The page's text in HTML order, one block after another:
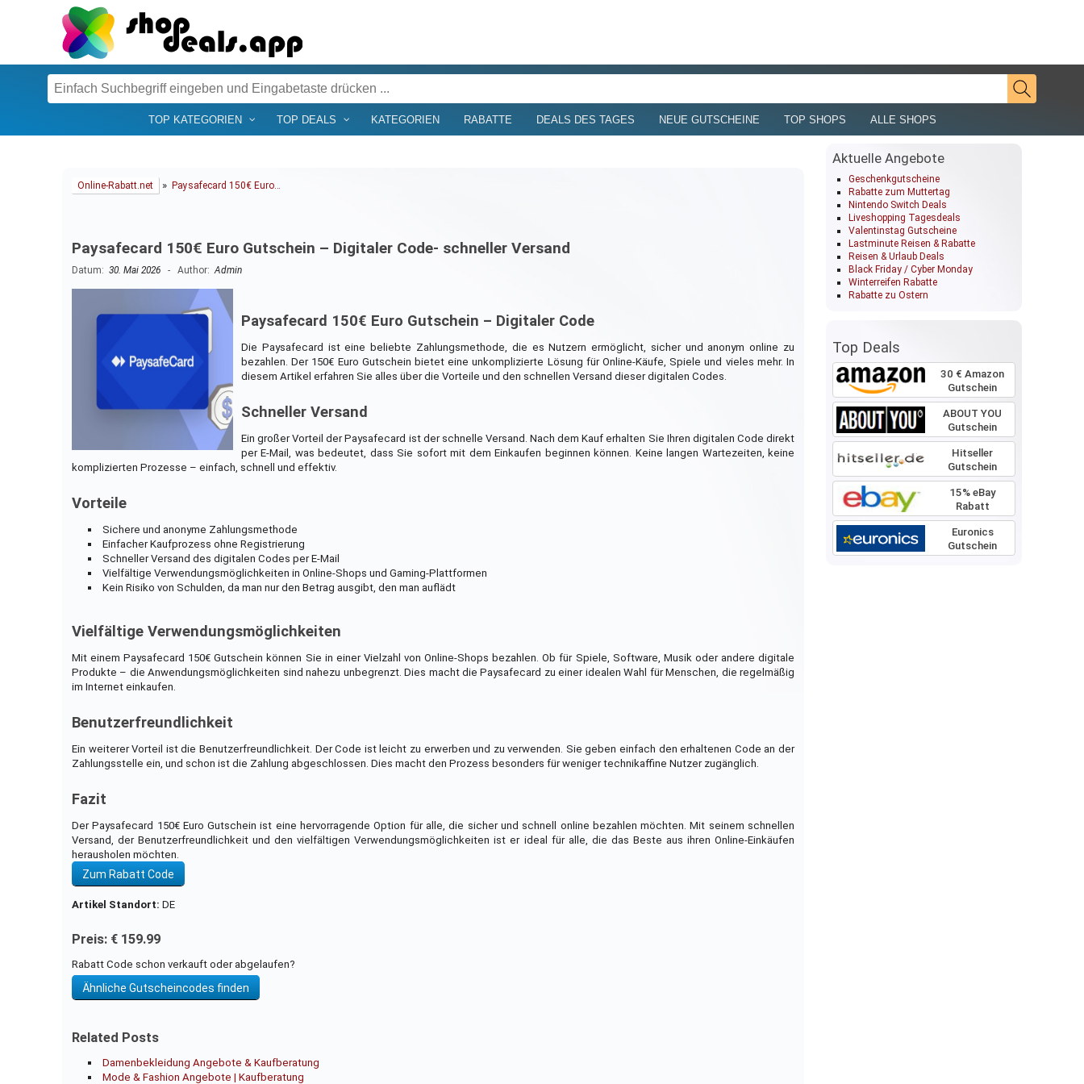
TOP KATEGORIEN TOP DEALS KATEGORIEN RABATTE DEALS DES TAGES NEUE GUTSCHEINE TOP SHOPS ALLE SHOPS
Online-Rabatt.net » Paysafecard 150€ Euro…
Paysafecard 150€ Euro Gutschein – Digitaler Code- schneller Versand
Datum: 30. Mai 2026- Author:Admin
Paysafecard 150€ Euro Gutschein – Digitaler Code
Die Paysafecard ist eine beliebte Zahlungsmethode, die es Nutzern ermöglicht, sicher und anonym online zu
bezahlen. Der 150€ Euro Gutschein bietet eine unkomplizierte Lösung für Online-Käufe, Spiele und vieles mehr. In
diesem Artikel erfahren Sie alles über die Vorteile und den schnellen Versand dieser digitalen Codes.
Schneller Versand
Ein großer Vorteil der Paysafecard ist der schnelle Versand. Nach dem Kauf erhalten Sie Ihren digitalen Code direkt
per E-Mail, was bedeutet, dass Sie sofort mit dem Einkaufen beginnen können. Keine langen Wartezeiten, keine
komplizierten Prozesse – einfach, schnell und effektiv.
Vorteile
Sichere und anonyme Zahlungsmethode
Einfacher Kaufprozess ohne Registrierung
Schneller Versand des digitalen Codes per E-Mail
Vielfältige Verwendungsmöglichkeiten in Online-Shops und Gaming-Plattformen
Kein Risiko von Schulden, da man nur den Betrag ausgibt, den man auflädt
Vielfältige Verwendungsmöglichkeiten
Mit einem Paysafecard 150€ Gutschein können Sie in einer Vielzahl von Online-Shops bezahlen. Ob für Spiele, Software, Musik oder andere digitale
Produkte – die Anwendungsmöglichkeiten sind nahezu unbegrenzt. Dies macht die Paysafecard zu einer idealen Wahl für Menschen, die regelmäßig
im Internet einkaufen.
Benutzerfreundlichkeit
Ein weiterer Vorteil ist die Benutzerfreundlichkeit. Der Code ist leicht zu erwerben und zu verwenden. Sie geben einfach den erhaltenen Code an der
Zahlungsstelle ein, und schon ist die Zahlung abgeschlossen. Dies macht den Prozess besonders für weniger technikaffine Nutzer zugänglich.
Fazit
Der Paysafecard 150€ Euro Gutschein ist eine hervorragende Option für alle, die sicher und schnell online bezahlen möchten. Mit seinem schnellen
Versand, der Benutzerfreundlichkeit und den vielfältigen Verwendungsmöglichkeiten ist er ideal für alle, die das Beste aus ihren Online-Einkäufen
herausholen möchten.
Zum Rabatt Code
Artikel Standort: DE
Preis: € 159.99
Rabatt Code schon verkauft oder abgelaufen?
Ähnliche Gutscheincodes finden
Related Posts
Damenbekleidung Angebote & Kaufberatung
Mode & Fashion Angebote | Kaufberatung
Aktuelle Angebote
Geschenkgutscheine
Rabatte zum Muttertag
Nintendo Switch Deals
Liveshopping Tagesdeals
Valentinstag Gutscheine
Lastminute Reisen & Rabatte
Reisen & Urlaub Deals
Black Friday / Cyber Monday
Winterreifen Rabatte
Rabatte zu Ostern
Top Deals
30 € Amazon
Gutschein
ABOUT YOU
Gutschein
Hitseller
Gutschein
15% eBay
Rabatt
Euronics
Gutschein